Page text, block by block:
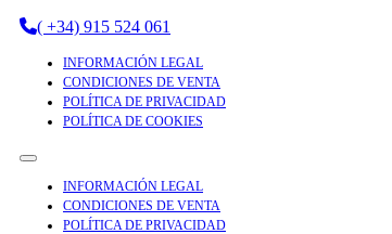
( +34) 915 524 061
INFORMACIÓN LEGAL
CONDICIONES DE VENTA
POLÍTICA DE PRIVACIDAD
POLÍTICA DE COOKIES
INFORMACIÓN LEGAL
CONDICIONES DE VENTA
POLÍTICA DE PRIVACIDAD